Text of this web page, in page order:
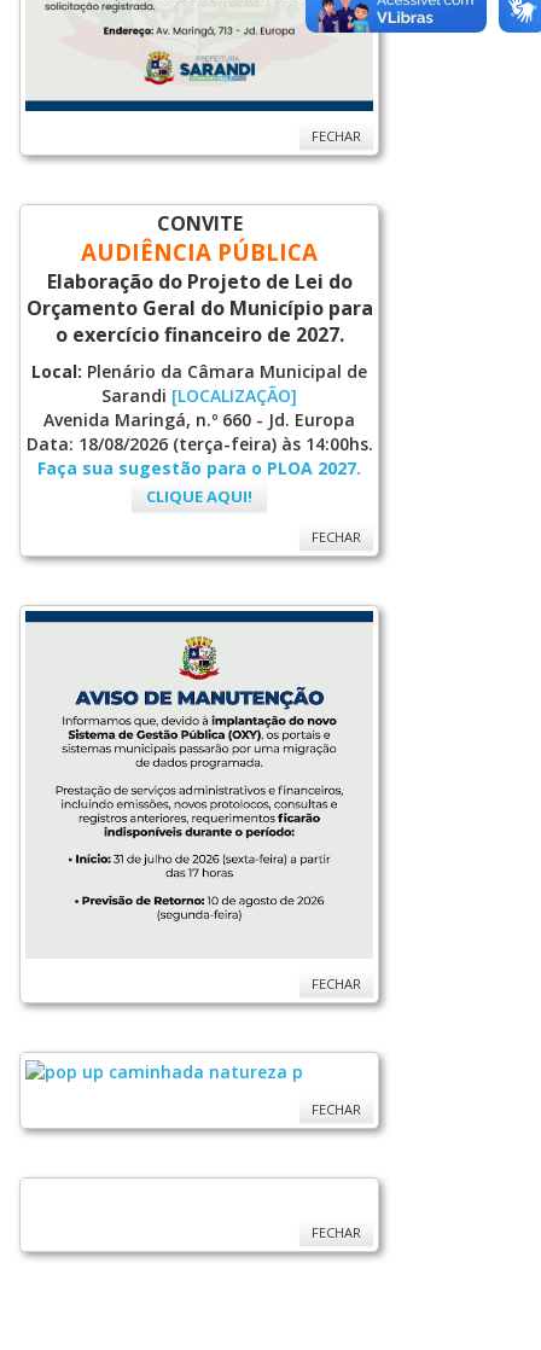
FECHAR
CONVITE
AUDIÊNCIA PÚBLICA
Elaboração do Projeto de Lei do
Orçamento Geral do Município para
o exercício financeiro de 2027.
Local: Plenário da Câmara Municipal de
Sarandi [LOCALIZAÇÃO]
Avenida Maringá, n.º 660 - Jd. Europa
Data: 18/08/2026 (terça-feira) às 14:00hs.
Faça sua sugestão para o PLOA 2027.
CLIQUE AQUI!
FECHAR
FECHAR
FECHAR
FECHAR